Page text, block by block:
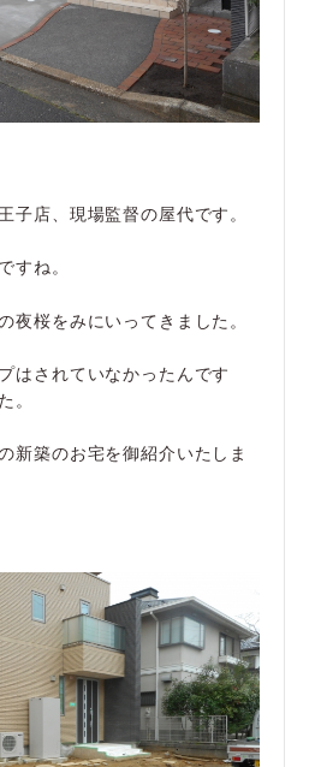
子店、現場監督の屋代です。
すね。
夜桜をみにいってきました。
はされていなかったんです
。
新築のお宅を御紹介いたしま